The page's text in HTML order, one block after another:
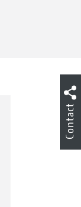
Contact